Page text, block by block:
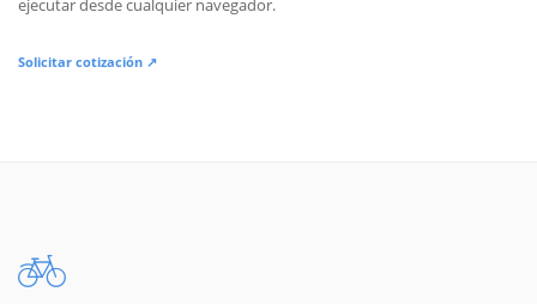
ejecutar desde cualquier navegador.
Solicitar cotización ↗